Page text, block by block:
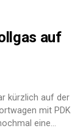
auf
kürzlich auf der
mit PDK
eine…